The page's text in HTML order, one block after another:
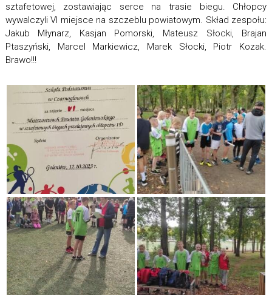
sztafetowej, zostawiając serce na trasie biegu. Chłopcy
wywalczyli VI miejsce na szczeblu powiatowym. Skład zespołu:
Jakub Młynarz, Kasjan Pomorski, Mateusz Słocki, Brajan
Ptaszyński, Marcel Markiewicz, Marek Słocki, Piotr Kozak.
Brawo!!!